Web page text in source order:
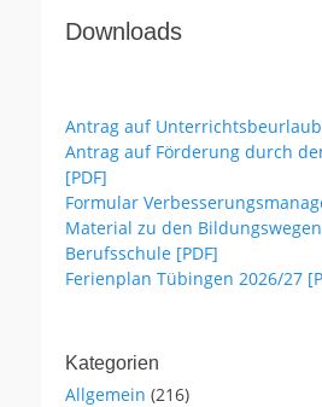
Downloads
Antrag auf
Antrag auf Förderung durch
[PDF]
Formular
Material zu den
Berufsschule [PDF]
Ferienplan Tübingen 2026/27
Kategorien
Allgemein (216)